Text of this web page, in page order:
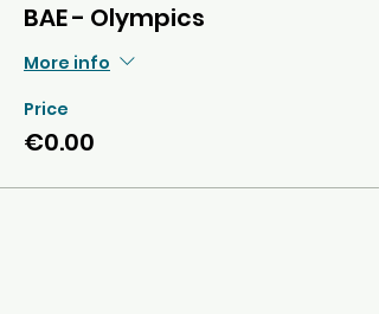
BAE - Olympics
More info
Price
€0.00